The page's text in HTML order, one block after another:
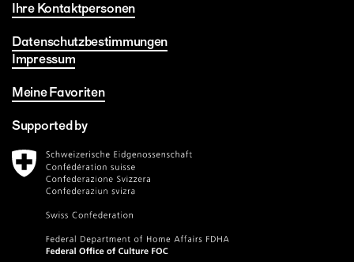
Ihre Kontaktpersonen
Datenschutzbestimmungen
Impressum
Meine Favoriten
Supported by